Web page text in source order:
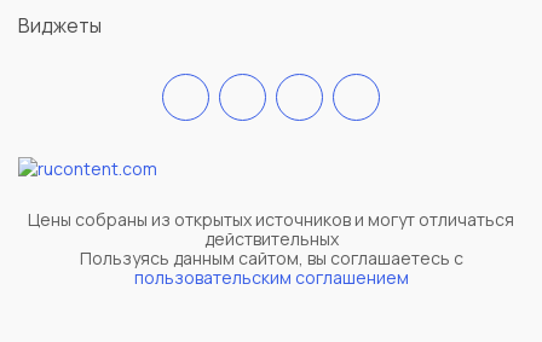
Виджеты
Цены собраны из открытых источников и могут отличаться
действительных
Пользуясь данным сайтом, вы соглашаетесь c
пользовательским соглашением